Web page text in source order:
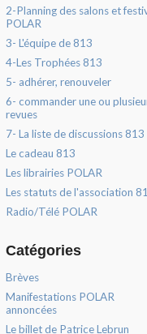
2-Planning des salons et
POLAR
3- L'équipe de 813
4-Les Trophées 813
5- adhérer, renouveler
6- commander une ou
revues
7- La liste de discussions 813
Le cadeau 813
Les librairies POLAR
Les statuts de l'association
Radio/Télé POLAR
Catégories
Brèves
Manifestations POLAR
annoncées
Le billet de Patrice Lebrun